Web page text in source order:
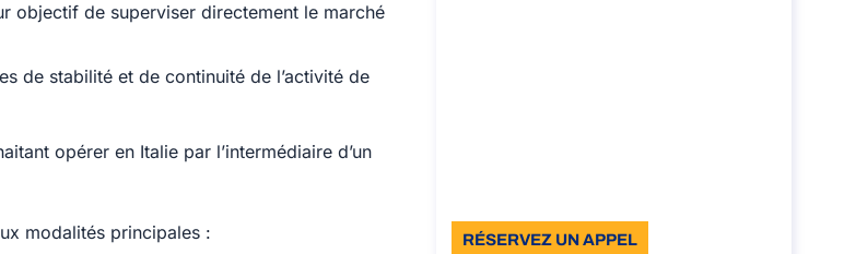
objectif de superviser directement le marché
de stabilité et de continuité de l’activité de
opérer en Italie par l’intermédiaire d’un
modalités principales : RÉSERVEZ UN APPEL